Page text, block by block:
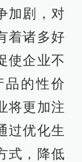
加剧，对
着诸多好
使企业不
品的性价
将更加注
过优化生
式，降低